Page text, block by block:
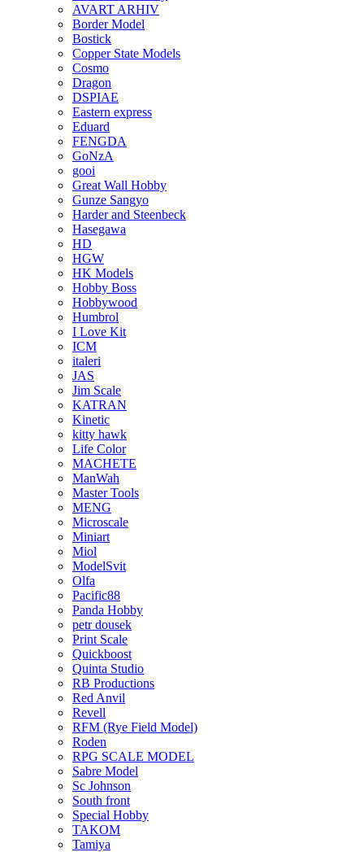
AVART ARHIV
Border Model
Bostick
Copper State Models
Cosmo
Dragon
DSPIAE
Eastern express
Eduard
FENGDA
GoNzA
gooi
Great Wall Hobby
Gunze Sangyo
Harder and Steenbeck
Hasegawa
HD
HGW
HK Models
Hobby Boss
Hobbywood
Humbrol
I Love Kit
ICM
italeri
JAS
Jim Scale
KATRAN
Kinetic
kitty hawk
Life Color
MACHETE
ManWah
Master Tools
MENG
Microscale
Miniart
Miol
ModelSvit
Olfa
Pacific88
Panda Hobby
petr dousek
Print Scale
Quickboost
Quinta Studio
RB Productions
Red Anvil
Revell
RFM (Rye Field Model)
Roden
RPG SCALE MODEL
Sabre Model
Sc Johnson
South front
Special Hobby
TAKOM
Tamiya